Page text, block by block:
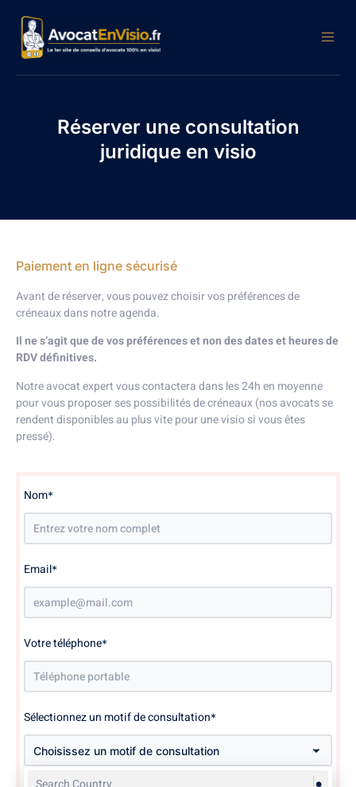
Réserver une consultation
juridique en visio
Paiement en ligne sécurisé
Avant de réserver, vous pouvez choisir vos préférences de
créneaux dans notre agenda.
Il ne s’agit que de vos préférences et non des dates et heures de
RDV définitives.
Notre avocat expert vous contactera dans les 24h en moyenne
pour vous proposer ses possibilités de créneaux (nos avocats se
rendent disponibles au plus vite pour une visio si vous êtes
pressé).
Nom*
Email*
Votre téléphone*
Sélectionnez un motif de consultation*
Choisissez un motif de consultation